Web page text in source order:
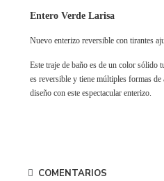
Entero Verde Larisa
Nuevo enterizo reversible con tirantes
Este traje de baño es de un color sólido
es reversible y tiene múltiples formas
diseño con este espectacular enterizo.
COMENTARIOS